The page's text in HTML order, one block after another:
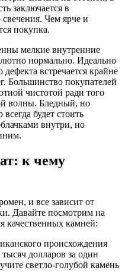
заключается в
Чем ярче и
покупка.
мелкие внутренние
нормально. Идеально
встречается крайне
Большинство покупателей
чистотой ради того
волны. Бледный, но
будет стоить
внутри, но
к чему
и все зависит от
Давайте посмотрим на
качественных камней:
происхождения
долларов за один
светло-голубой камень